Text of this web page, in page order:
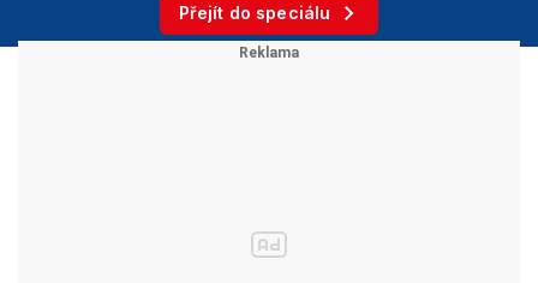
Přejít do speciálu